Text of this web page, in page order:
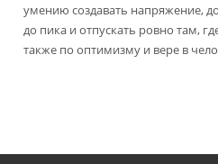
умению создавать напряжение,
до пика и отпускать ровно там,
также по оптимизму и вере в